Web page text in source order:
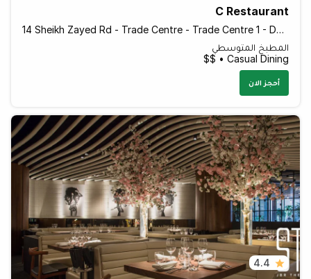
C Restaurant
14 Sheikh Zayed Rd - Trade Centre - Trade Centre 1 - Dubai - United Arab Emirates
المطبخ المتوسطي
Casual Dining • $$
أحجز الان
4.4